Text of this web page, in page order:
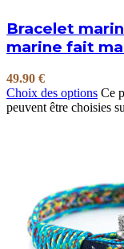
Bracelet
marine fait
49.90 €
Choix des options Ce
peuvent être choisies